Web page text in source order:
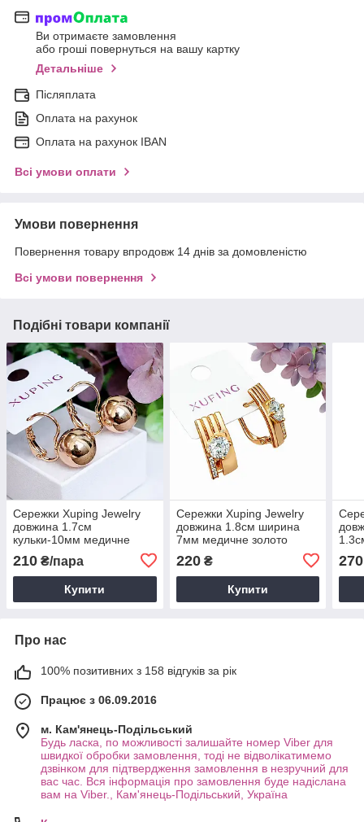
Ви отримаєте замовлення
або гроші повернуться на вашу картку
Детальніше
Післяплата
Оплата на рахунок
Оплата на рахунок IBAN
Всі умови оплати
Умови повернення
Повернення товару впродовж 14 днів за домовленістю
Всі умови повернення
Подібні товари компанії
Сережки Xuping Jewelry
довжина 1.7см
кульки-10мм медичне
золото позолота 18К с994
210 ₴/пара
Купити
Сережки Xuping Jewelry
довжина 1.8см ширина
7мм медичне золото
220₴
Купити
270
Про нас
100% позитивних з 158 відгуків за рік
Працює з 06.09.2016
м. Кам'янець-Подільський
Будь ласка, по можливості залишайте номер Viber для
швидкої обробки замовлення, тоді не відволікатимемо
дзвінком для підтвердження замовлення в незручний для
вас час. Вся інформація про замовлення буде надіслана
вам на Viber., Кам'янець-Подільський, Україна